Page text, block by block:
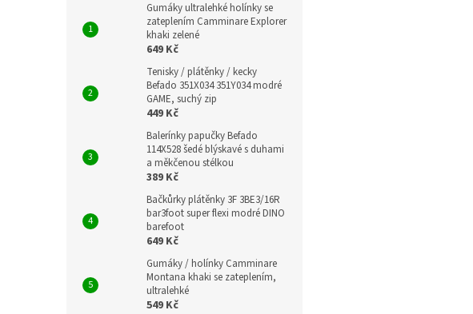
Gumáky ultralehké holínky se
zateplením Camminare Explorer
khaki zelené
649 Kč
Tenisky / plátěnky / kecky
Befado 351X034 351Y034 modré
GAME, suchý zip
449 Kč
Balerínky papučky Befado
114X528 šedé blýskavé s duhami
a měkčenou stélkou
389 Kč
Bačkůrky plátěnky 3F 3BE3/16R
bar3foot super flexi modré DINO
barefoot
649 Kč
Gumáky / holínky Camminare
Montana khaki se zateplením,
ultralehké
549 Kč